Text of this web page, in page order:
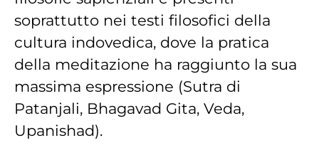
soprattutto nei testi filosofici della
cultura indovedica, dove la pratica
della meditazione ha raggiunto la sua
massima espressione (Sutra di
Patanjali, Bhagavad Gita, Veda,
Upanishad).